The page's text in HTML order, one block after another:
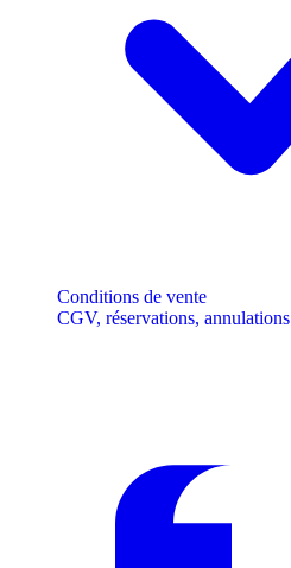
Conditions de vente
CGV, réservations, annulations